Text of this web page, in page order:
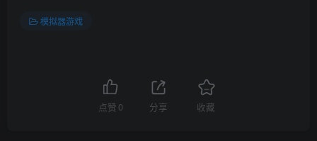
模拟器游戏
点赞 0 分享 收藏